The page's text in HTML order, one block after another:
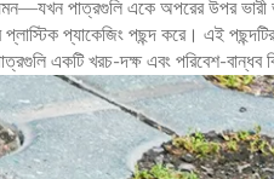
পাত্রগুলি একে অপরের উপর ভারী
প্যাকেজিং পছন্দ করে। এই
একটি খরচ-দক্ষ এবং পরিবেশ-বান্ধব